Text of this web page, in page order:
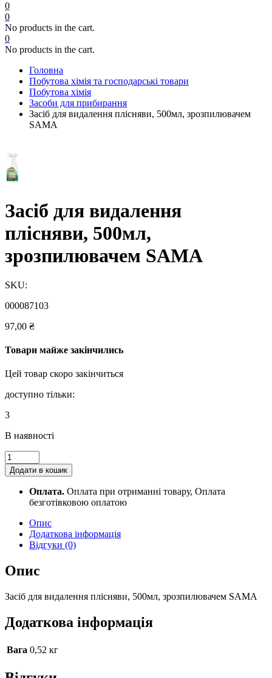
0
0
No products in the cart.
0
No products in the cart.
Головна
Побутова хімія та господарські товари
Побутова хімія
Засоби для прибирання
Засіб для видалення плісняви, 500мл, зрозпилювачем
SAMA
Засіб для видалення
плісняви, 500мл,
зрозпилювачем SAMA
SKU:
000087103
97,00 ₴
Товари майже закінчились
Цей товар скоро закінчиться
доступно тільки:
3
В наявності
Засіб
для
видалення
плісняви,
500мл,
SAMA
quantity
Додати в кошик
Оплата. Оплата при отриманні товару, Оплата
безготівковою оплатою
Опис
Додаткова інформація
Відгуки (0)
Опис
Засіб для видалення плісняви, 500мл, зрозпилювачем SAMA
Додаткова інформація
Вага 0,52 кг